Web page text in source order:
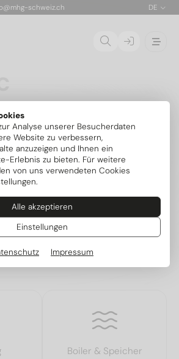
Analyse unserer Besucherdaten
Website zu verbessern,
anzuzeigen und Ihnen ein
Erlebnis zu bieten. Für weitere
von uns verwendeten Cookies
Alle akzeptieren
Einstellungen
Impressum
schweiz.ch DE
die erste patentierte, stapelbare
für die Aufstellung im
nur 150 g Kältemittel R290 pro Modul
Innenaufstellung bis 54 kW ohne
möglich. Die
Module mit je 6,8 kW lassen
Bedarf anpassen und später
serienmässig integrierter aktiver
Serienstart Weitere Modelle
Boiler & Speicher